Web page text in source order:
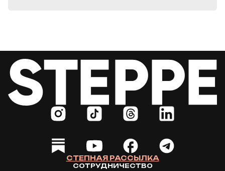
СТЕПНАЯ РАССЫЛКА
СОТРУДНИЧЕСТВО